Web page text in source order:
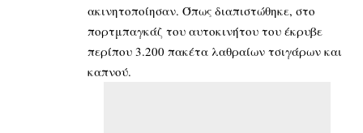
ακινητοποίησαν. Όπως διαπιστώθηκε, στο
πορτμπαγκάζ του αυτοκινήτου του έκρυβε
περίπου 3.200 πακέτα λαθραίων τσιγάρων και
καπνού.